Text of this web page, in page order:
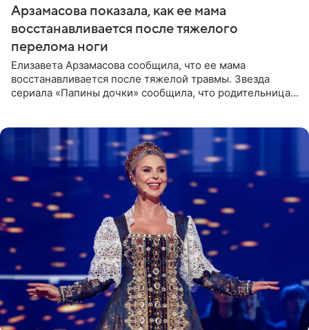
Арзамасова показала, как ее мама
восстанавливается после тяжелого
перелома ноги
Елизавета Арзамасова сообщила, что ее мама
восстанавливается после тяжелой травмы. Звезда
сериала «Папины дочки» сообщила, что родительница